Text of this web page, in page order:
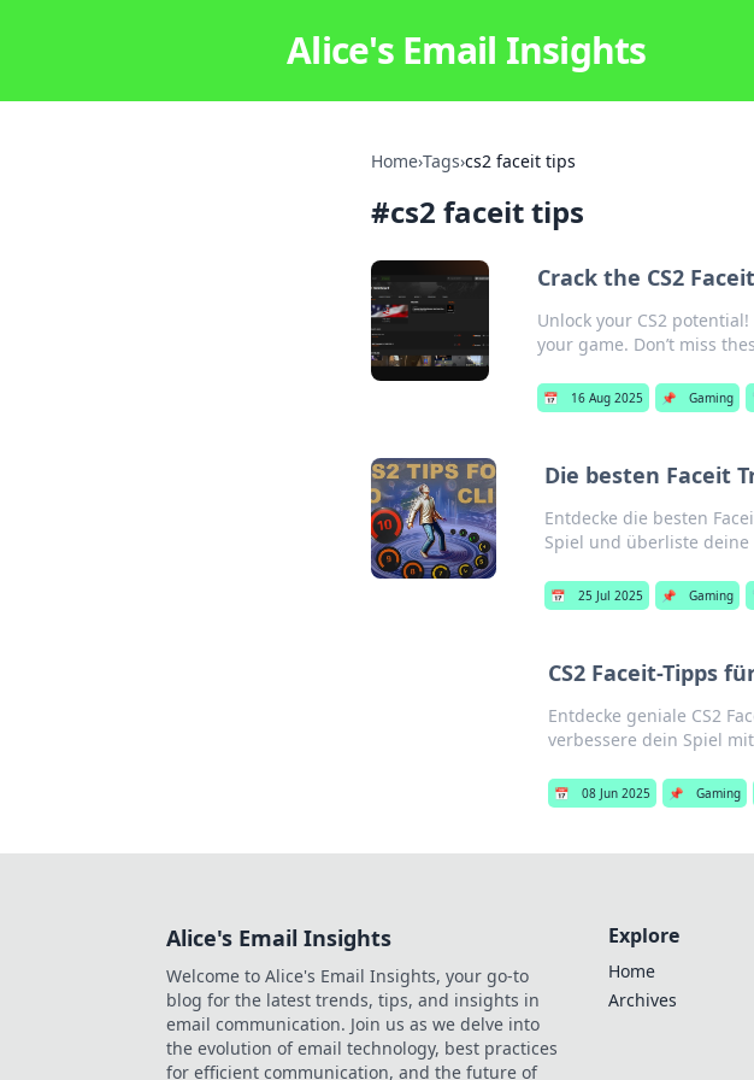
Alice's Email Insights
Home›Tags›cs2 faceit tips
#cs2 faceit tips
Crack the CS2
Unlock your CS2
your game. Don’t miss
📅 16 Aug 2025 📌 Gaming
Die besten Faceit
Entdecke die besten
Spiel und überliste deine
📅 25 Jul 2025 📌 Gaming
CS2 Faceit-Tipps
Entdecke geniale CS2
verbessere dein Spiel
📅 08 Jun 2025 📌 Gaming
Alice's Email Insights
Welcome to Alice's Email Insights, your go-to
blog for the latest trends, tips, and insights in
email communication. Join us as we delve into
the evolution of email technology, best practices
for efficient communication, and the future of
Explore
Home
Archives